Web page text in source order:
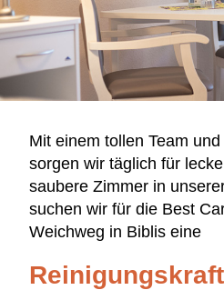
Mit einem tollen Team
sorgen wir täglich für
saubere Zimmer in
suchen wir für die Best
Weichweg in Biblis eine
Reinigungskraft